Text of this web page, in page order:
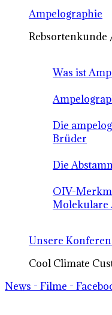
Ampelographie
Was ist
Die
Brüder
Die
OIV-
Molekulare
Unsere
Cool Climate
News - Filme -